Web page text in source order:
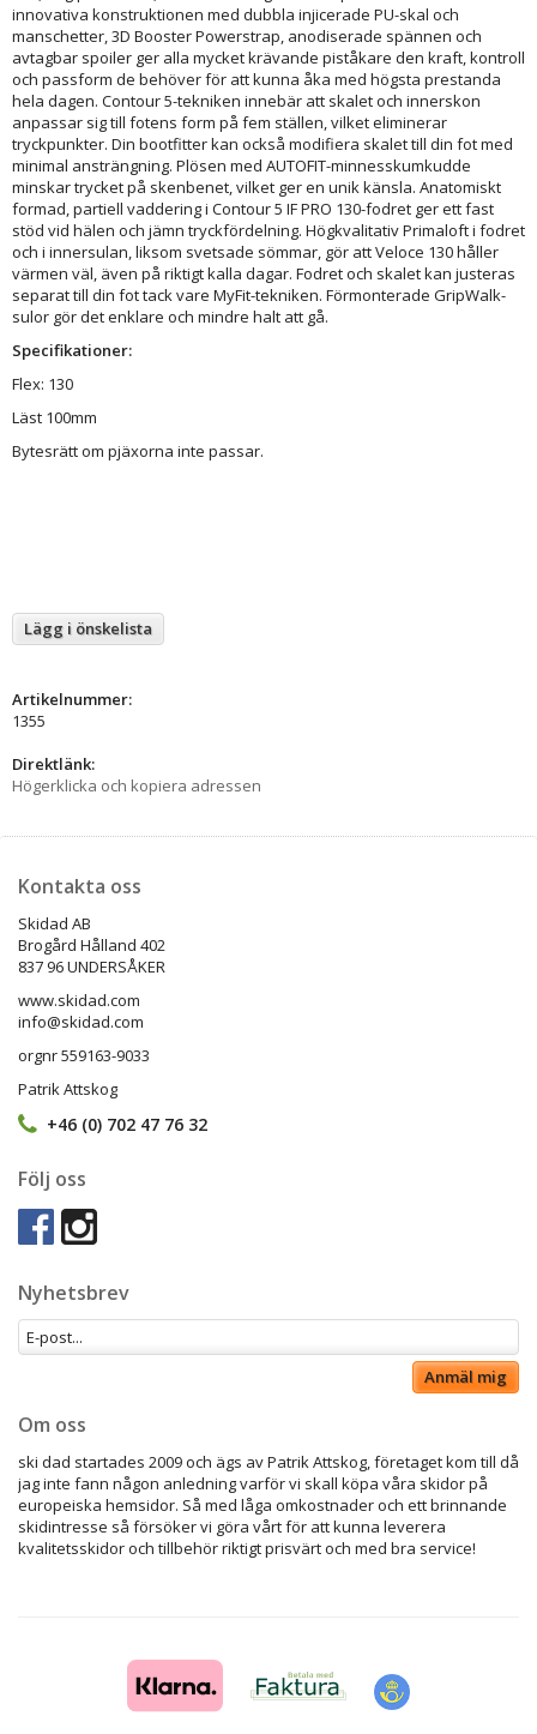
innovativa konstruktionen med dubbla injicerade PU-skal och
manschetter, 3D Booster Powerstrap, anodiserade spännen och
avtagbar spoiler ger alla mycket krävande piståkare den kraft, kontroll
och passform de behöver för att kunna åka med högsta prestanda
hela dagen. Contour 5-tekniken innebär att skalet och innerskon
anpassar sig till fotens form på fem ställen, vilket eliminerar
tryckpunkter. Din bootfitter kan också modifiera skalet till din fot med
minimal ansträngning. Plösen med AUTOFIT-minnesskumkudde
minskar trycket på skenbenet, vilket ger en unik känsla. Anatomiskt
formad, partiell vaddering i Contour 5 IF PRO 130-fodret ger ett fast
stöd vid hälen och jämn tryckfördelning. Högkvalitativ Primaloft i fodret
och i innersulan, liksom svetsade sömmar, gör att Veloce 130 håller
värmen väl, även på riktigt kalla dagar. Fodret och skalet kan justeras
separat till din fot tack vare MyFit-tekniken. Förmonterade GripWalk-
sulor gör det enklare och mindre halt att gå.
Specifikationer:
Flex: 130
Läst 100mm
Bytesrätt om pjäxorna inte passar.
Lägg i önskelista
Artikelnummer:
1355
Direktlänk:
Högerklicka och kopiera adressen
Kontakta oss
Skidad AB
Brogård Hålland 402
837 96 UNDERSÅKER
www.skidad.com
info@skidad.com
orgnr 559163-9033
Patrik Attskog
+46 (0) 702 47 76 32
Följ oss
Nyhetsbrev
Anmäl mig
Om oss
ski dad startades 2009 och ägs av Patrik Attskog, företaget kom till då
jag inte fann någon anledning varför vi skall köpa våra skidor på
europeiska hemsidor. Så med låga omkostnader och ett brinnande
skidintresse så försöker vi göra vårt för att kunna leverera
kvalitetsskidor och tillbehör riktigt prisvärt och med bra service!